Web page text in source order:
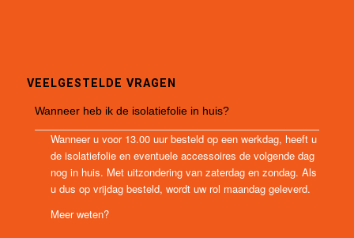
VEELGESTELDE VRAGEN
Wanneer heb ik de isolatiefolie in huis?
Wanneer u voor 13.00 uur besteld op een werkdag, heeft u
de isolatiefolie en eventuele accessoires de volgende dag
nog in huis. Met uitzondering van zaterdag en zondag. Als
u dus op vrijdag besteld, wordt uw rol maandag geleverd.
Meer weten?